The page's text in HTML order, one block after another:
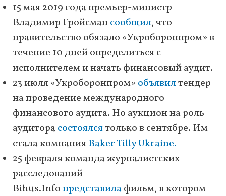
15 мая 2019 года премьер-министр
Владимир Гройсмансообщил, что
правительство обязало «Укроборонпром» в
течение 10 дней определиться с
исполнителем и начать финансовый аудит.
23 июля «Укроборонпром» объявилтендер
на проведение международного
финансового аудита. Но аукцион на роль
аудиторасостоялсятолько в сентябре. Им
стала компанияBaker Tilly Ukraine.
25 февраля команда журналистских
расследований
Bihus.Infoпредставилафильм, в котором